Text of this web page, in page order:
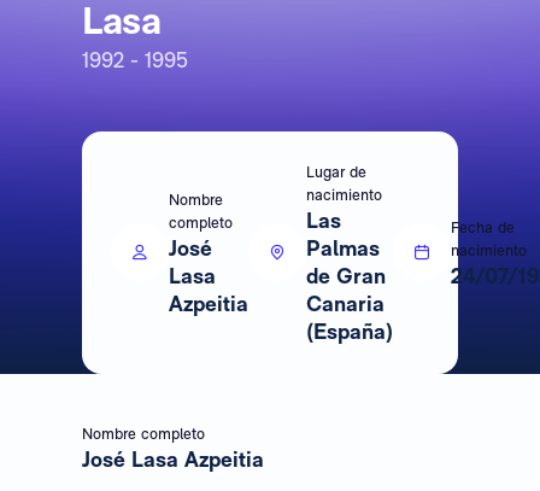
Lasa
1992 - 1995
Nombre
completo
José
Lasa
Azpeitia
Lugar de
nacimiento
Las
Palmas
de Gran
Canaria
(España)
Fecha de
nacimiento
24/07/
Nombre completo
José Lasa Azpeitia